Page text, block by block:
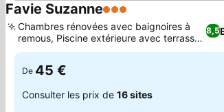
Favie Suzanne3 Étoiles
8,5
Chambres rénovées avec baignoires à
remous, Piscine extérieure avec terrasse
ensoleillée
De 45 €
Consulter les prix de 16 sites